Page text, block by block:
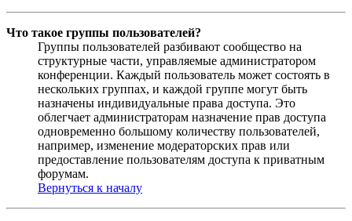
Что такое группы пользователей?
Группы пользователей разбивают сообщество на
структурные части, управляемые администратором
конференции. Каждый пользователь может состоять в
нескольких группах, и каждой группе могут быть
назначены индивидуальные права доступа. Это
облегчает администраторам назначение прав доступа
одновременно большому количеству пользователей,
например, изменение модераторских прав или
предоставление пользователям доступа к приватным
форумам.
Вернуться к началу